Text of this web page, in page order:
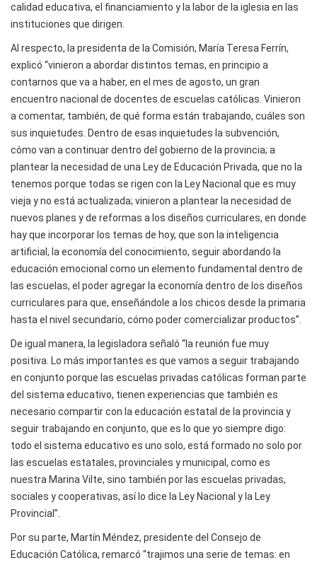
calidad educativa, el financiamiento y la labor de la iglesia en las
instituciones que dirigen.
Al respecto, la presidenta de la Comisión, María Teresa Ferrín,
explicó “vinieron a abordar distintos temas, en principio a
contarnos que va a haber, en el mes de agosto, un gran
encuentro nacional de docentes de escuelas católicas. Vinieron
a comentar, también, de qué forma están trabajando, cuáles son
sus inquietudes. Dentro de esas inquietudes la subvención,
cómo van a continuar dentro del gobierno de la provincia; a
plantear la necesidad de una Ley de Educación Privada, que no la
tenemos porque todas se rigen con la Ley Nacional que es muy
vieja y no está actualizada; vinieron a plantear la necesidad de
nuevos planes y de reformas a los diseños curriculares, en donde
hay que incorporar los temas de hoy, que son la inteligencia
artificial, la economía del conocimiento, seguir abordando la
educación emocional como un elemento fundamental dentro de
las escuelas, el poder agregar la economía dentro de los diseños
curriculares para que, enseñándole a los chicos desde la primaria
hasta el nivel secundario, cómo poder comercializar productos”.
De igual manera, la legisladora señaló “la reunión fue muy
positiva. Lo más importantes es que vamos a seguir trabajando
en conjunto porque las escuelas privadas católicas forman parte
del sistema educativo, tienen experiencias que también es
necesario compartir con la educación estatal de la provincia y
seguir trabajando en conjunto, que es lo que yo siempre digo:
todo el sistema educativo es uno solo, está formado no solo por
las escuelas estatales, provinciales y municipal, como es
nuestra Marina Vilte, sino también por las escuelas privadas,
sociales y cooperativas, así lo dice la Ley Nacional y la Ley
Provincial”.
Por su parte, Martín Méndez, presidente del Consejo de
Educación Católica, remarcó “trajimos una serie de temas: en